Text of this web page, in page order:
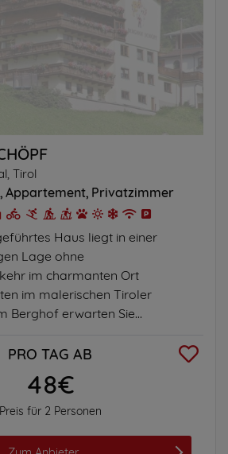
Tirol
Appartement Privatzimmer
Haus liegt in einer
Lage ohne
im charmanten Ort
im malerischen Tiroler
Berghof erwarten Sie
PRO TAG AB
48€
Preis für 2 Personen